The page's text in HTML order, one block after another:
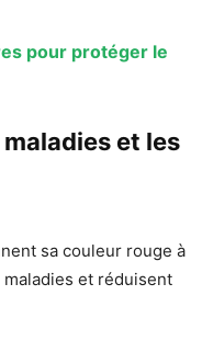
pour protéger le
et les
sa couleur rouge à
et réduisent